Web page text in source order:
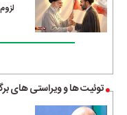
توئیت ها و ویراستی های